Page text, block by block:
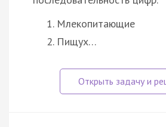
Млекопитающие
Пищух…